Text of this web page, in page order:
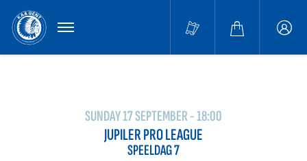
MENU
SUNDAY 17 SEPTEMBER - 18:00
JUPILER PRO LEAGUE
SPEELDAG 7